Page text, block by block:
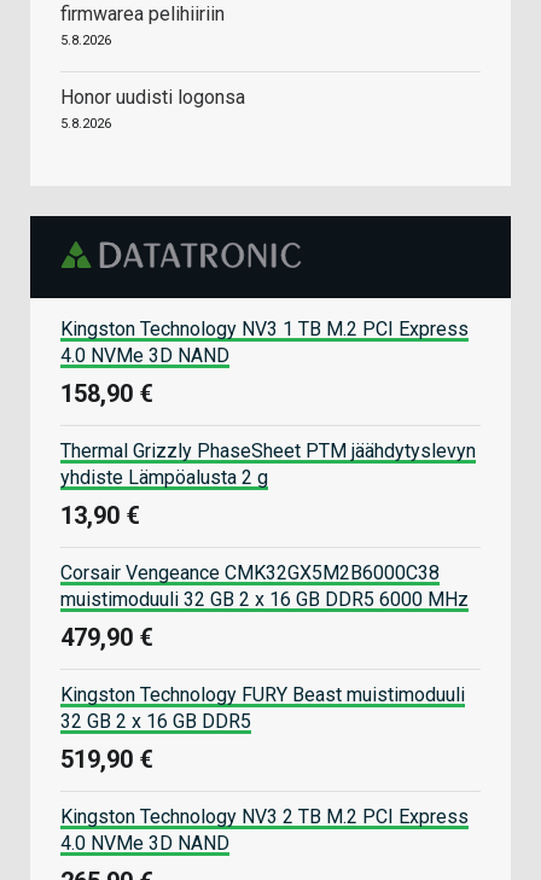
firmwarea pelihiiriin
5.8.2026
Honor uudisti logonsa
5.8.2026
Kingston Technology NV3 1 TB M.2 PCI Express
4.0 NVMe 3D NAND
158,90 €
Thermal Grizzly PhaseSheet PTM jäähdytyslevyn
yhdiste Lämpöalusta 2 g
13,90 €
Corsair Vengeance CMK32GX5M2B6000C38
muistimoduuli 32 GB 2 x 16 GB DDR5 6000 MHz
479,90 €
Kingston Technology FURY Beast muistimoduuli
32 GB 2 x 16 GB DDR5
519,90 €
Kingston Technology NV3 2 TB M.2 PCI Express
4.0 NVMe 3D NAND